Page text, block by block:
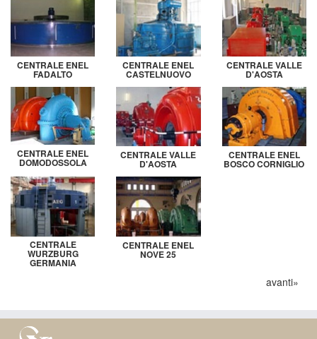
CENTRALE ENEL
FADALTO
CENTRALE ENEL
CASTELNUOVO
CENTRALE VALLE
D'AOSTA
CENTRALE ENEL
DOMODOSSOLA
CENTRALE VALLE
D'AOSTA
CENTRALE ENEL
BOSCO CORNIGLIO
CENTRALE
WURZBURG
GERMANIA
CENTRALE ENEL
NOVE 25
avanti»